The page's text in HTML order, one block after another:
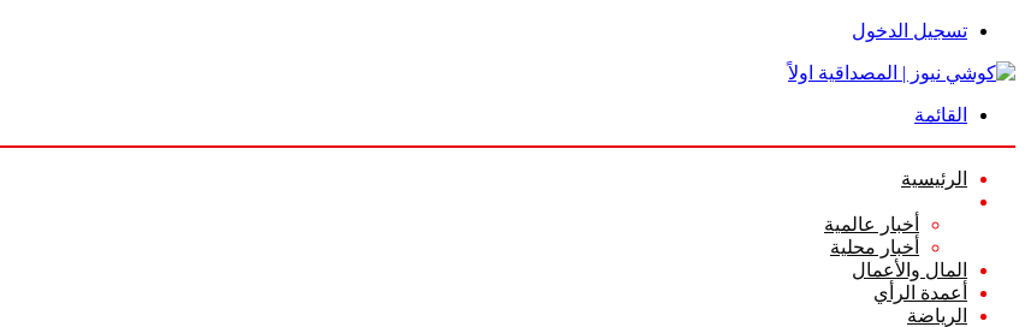
تسجيل الدخول
القائمة
الرئيسية
أخبار عالمية
أخبار محلية
المال والأعمال
أعمدة الرأي
الرياضة